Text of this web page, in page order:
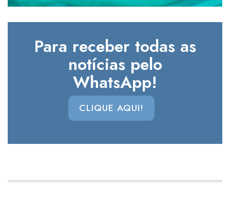
Para receber todas as
notícias pelo
WhatsApp!
CLIQUE AQUI!